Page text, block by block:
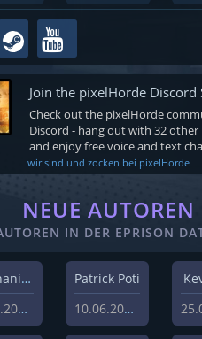
Join the pixelHorde Discord
Check out the pixelHorde
Discord - hang out with 32
and enjoy free voice and text
wir sind und zocken bei pixelHorde
NEUE AUTOREN
IN DER EPRISON
Stephanie Schlottag
10.06.2026
Patrick Poti
10.06.2026